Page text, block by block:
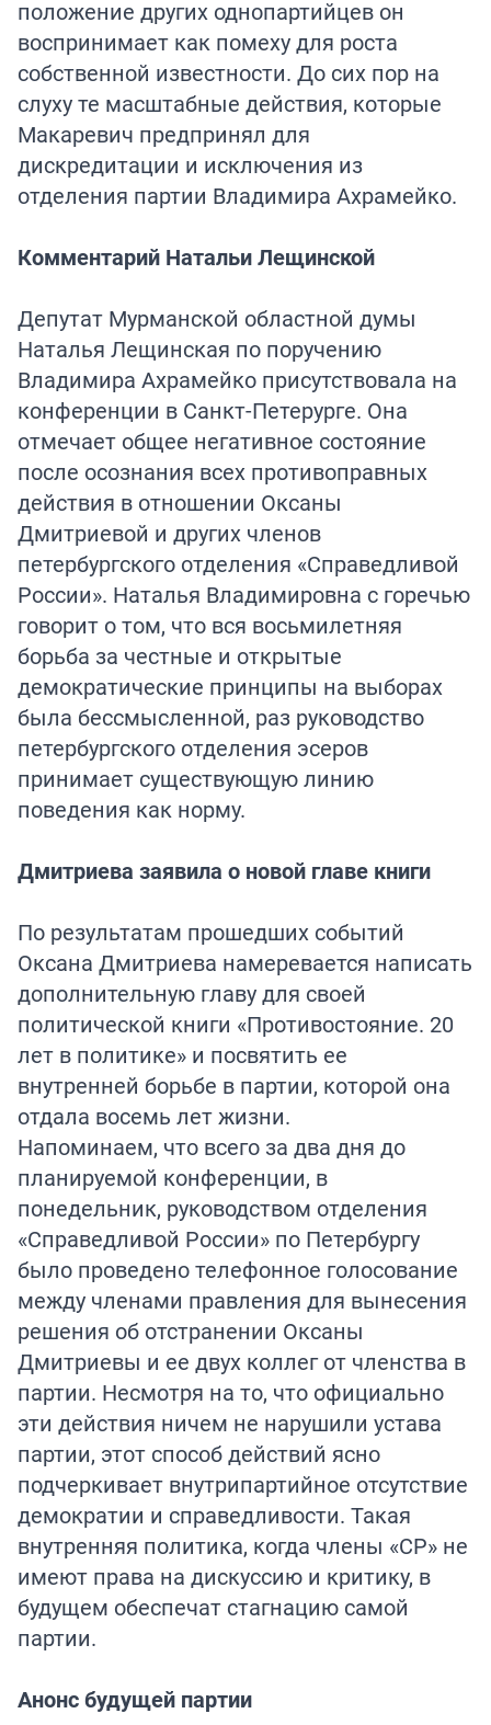
положение других однопартийцев он
воспринимает как помеху для роста
собственной известности. До сих пор на
слуху те масштабные действия, которые
Макаревич предпринял для
дискредитации и исключения из
отделения партии Владимира Ахрамейко.
Комментарий Натальи Лещинской
Депутат Мурманской областной думы
Наталья Лещинская по поручению
Владимира Ахрамейко присутствовала на
конференции в Санкт-Петерурге. Она
отмечает общее негативное состояние
после осознания всех противоправных
действия в отношении Оксаны
Дмитриевой и других членов
петербургского отделения «Справедливой
России». Наталья Владимировна с горечью
говорит о том, что вся восьмилетняя
борьба за честные и открытые
демократические принципы на выборах
была бессмысленной, раз руководство
петербургского отделения эсеров
принимает существующую линию
поведения как норму.
Дмитриева заявила о новой главе книги
По результатам прошедших событий
Оксана Дмитриева намеревается написать
дополнительную главу для своей
политической книги «Противостояние. 20
лет в политике» и посвятить ее
внутренней борьбе в партии, которой она
отдала восемь лет жизни.
Напоминаем, что всего за два дня до
планируемой конференции, в
понедельник, руководством отделения
«Справедливой России» по Петербургу
было проведено телефонное голосование
между членами правления для вынесения
решения об отстранении Оксаны
Дмитриевы и ее двух коллег от членства в
партии. Несмотря на то, что официально
эти действия ничем не нарушили устава
партии, этот способ действий ясно
подчеркивает внутрипартийное отсутствие
демократии и справедливости. Такая
внутренняя политика, когда члены «СР» не
имеют права на дискуссию и критику, в
будущем обеспечат стагнацию самой
партии.
Анонс будущей партии